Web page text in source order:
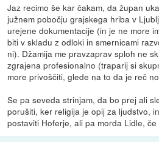
Jaz recimo še kar čakam, da župan
južnem pobočju grajskega hriba v
urejene dokumentacije (in je ne more
biti v skladu z odloki in smernicami
ni). Džamija me pravzaprav sploh ne
zgrajena profesionalno (traparij si
more privoščiti, glede na to da je reč
Se pa seveda strinjam, da bo prej ali
porušiti, ker religija je opij za ljudstvo,
postaviti Hoferje, ali pa morda Lidle,